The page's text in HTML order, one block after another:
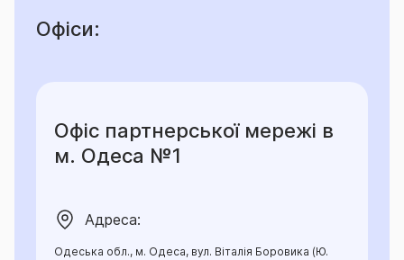
Офіси:
Офіс партнерської мережі в
м. Одеса №1
Адреса:
Одеська обл., м. Одеса, вул. Віталія Боровика (Ю.